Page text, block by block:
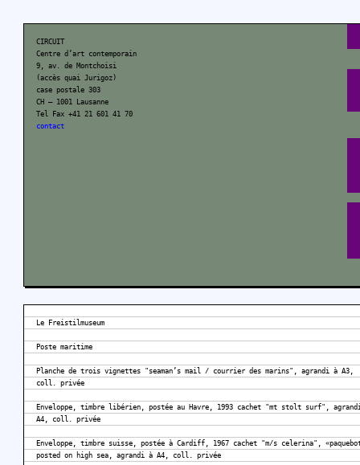
CIRCUIT
Centre d’art contemporain
9, av. de Montchoisi
(accès quai Jurigoz)
case postale 303
CH – 1001 Lausanne
Tel Fax +41 21 601 41 70
contact
Le Freistilmuseum
Poste maritime
Planche de trois vignettes "seaman’s mail / courrier des marins", agrandi à A3,
coll. privée
Enveloppe, timbre libérien, postée au Havre, 1993 cachet "mt stolt surf",
A4, coll. privée
Enveloppe, timbre suisse, postée à Cardiff, 1967 cachet "m/s celerina",
posted on high sea, agrandi à A4, coll. privée